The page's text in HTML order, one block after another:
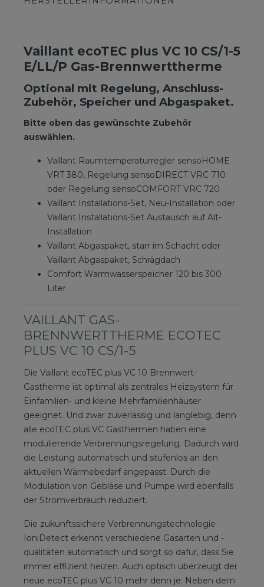
Vaillant ecoTEC plus VC 10 CS/1-5
E/LL/P Gas-Brennwerttherme
Optional mit Regelung, Anschluss-
Zubehör, Speicher und Abgaspaket.
Bitte oben das gewünschte Zubehör
auswählen.
Vaillant Raumtemperaturregler sensoHOME
VRT 380, Regelung sensoDIRECT VRC 710
oder Regelung sensoCOMFORT VRC 720
Vaillant Installations-Set, Neu-Installation oder
Vaillant Installations-Set Austausch auf Alt-
Installation
Vaillant Abgaspaket, starr im Schacht oder
Vaillant Abgaspaket, Schrägdach
Comfort Warmwasserspeicher 120 bis 300
Liter
VAILLANT GAS-
BRENNWERTTHERME ECOTEC
PLUS VC 10 CS/1-5
Die Vaillant ecoTEC plus VC 10 Brennwert-
Gastherme ist optimal als zentrales Heizsystem für
Einfamilien- und kleine Mehrfamilienhäuser
geeignet. Und zwar zuverlässig und langlebig, denn
alle ecoTEC plus VC Gasthermen haben eine
modulierende Verbrennungsregelung. Dadurch wird
die Leistung automatisch und stufenlos an den
aktuellen Wärmebedarf angepasst. Durch die
Modulation von Gebläse und Pumpe wird ebenfalls
der Stromverbrauch reduziert.
Die zukunftssichere Verbrennungstechnologie
IoniDetect erkennt verschiedene Gasarten und -
qualitäten automatisch und sorgt so dafür, dass Sie
immer effizient heizen. Auch optisch überzeugt der
neue ecoTEC plus VC 10 mehr denn je: Neben dem